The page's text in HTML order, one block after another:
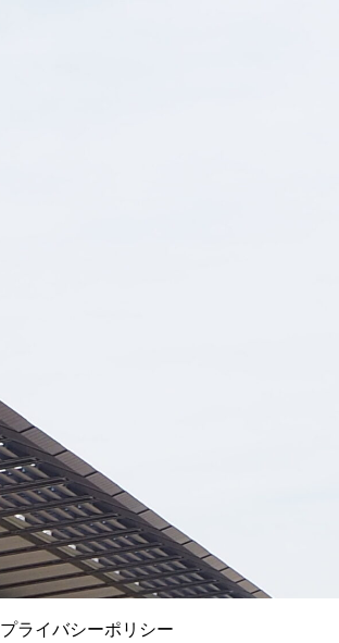
プライバシーポリシー